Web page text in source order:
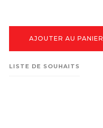
AJOUTER AU PANIER
LISTE DE SOUHAITS